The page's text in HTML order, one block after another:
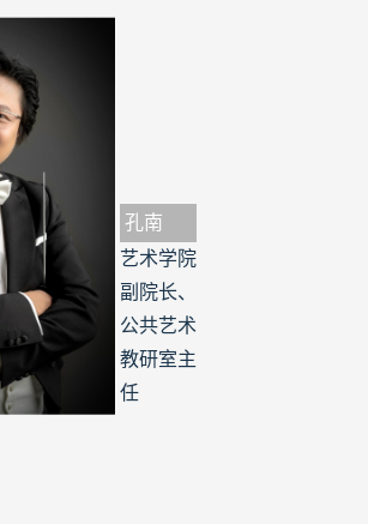
孔南
艺术学院
副院长、
公共艺术
教研室主
任